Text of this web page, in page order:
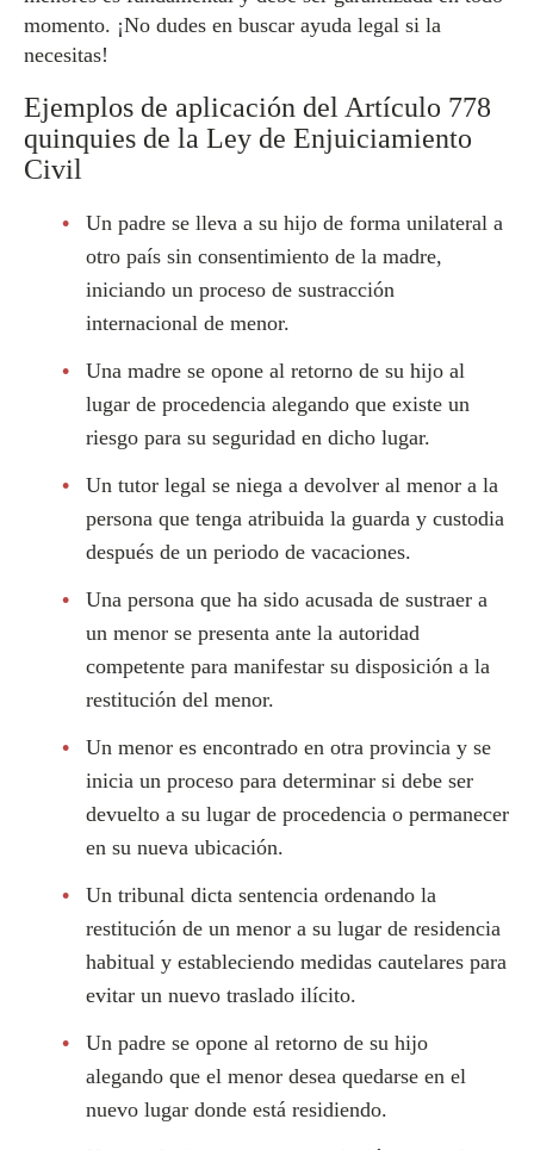
momento. ¡No dudes en buscar ayuda legal si la
necesitas!
Ejemplos de aplicación del Artículo 778
quinquies de la Ley de Enjuiciamiento
Civil
Un padre se lleva a su hijo de forma unilateral a
otro país sin consentimiento de la madre,
iniciando un proceso de sustracción
internacional de menor.
Una madre se opone al retorno de su hijo al
lugar de procedencia alegando que existe un
riesgo para su seguridad en dicho lugar.
Un tutor legal se niega a devolver al menor a la
persona que tenga atribuida la guarda y custodia
después de un periodo de vacaciones.
Una persona que ha sido acusada de sustraer a
un menor se presenta ante la autoridad
competente para manifestar su disposición a la
restitución del menor.
Un menor es encontrado en otra provincia y se
inicia un proceso para determinar si debe ser
devuelto a su lugar de procedencia o permanecer
en su nueva ubicación.
Un tribunal dicta sentencia ordenando la
restitución de un menor a su lugar de residencia
habitual y estableciendo medidas cautelares para
evitar un nuevo traslado ilícito.
Un padre se opone al retorno de su hijo
alegando que el menor desea quedarse en el
nuevo lugar donde está residiendo.